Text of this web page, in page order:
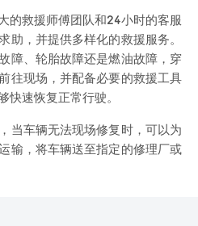
的救援师傅团队和24小时的客服
助，并提供多样化的救援服务。
障、轮胎故障还是燃油故障，穿
往现场，并配备必要的救援工具
快速恢复正常行驶。
当车辆无法现场修复时，可以为
输，将车辆送至指定的修理厂或